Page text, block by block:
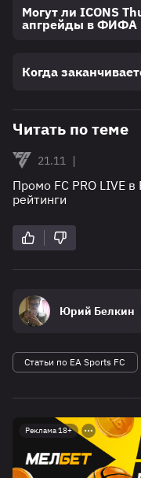
Могут ли ICONS
апгрейды в ФИФА
Когда
Читать по теме
21.11
|
Промо FC PRO LIVE
рейтинги
Юрий Белкин
Статьи по EA Sports FC
Реклама 18+